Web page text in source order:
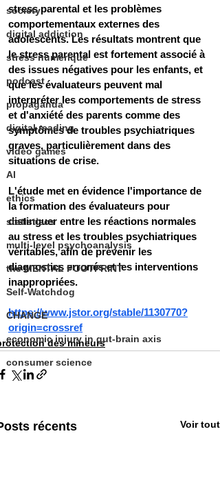
society
digital addiction
stress numérique
podcast
propaganda
digital reading
video games
AI
ethics
statistiscs
multi-level psychoanalysis
the MENTAL FOOTPRINT
Self-Watchdog
CHANGE
economic injury in gut-brain axis
consumer science
stress parental et les problèmes
comportementaux externes des
adolescents. Les résultats montrent que
le stress parental est fortement associé à
des issues négatives pour les enfants, et
que les évaluateurs peuvent mal
interpréter les comportements de stress
et d'anxiété des parents comme des
symptômes de troubles psychiatriques
graves, particulièrement dans des
situations de crise.
L'étude met en évidence l'importance de
la formation des évaluateurs pour
distinguer entre les réactions normales
au stress et les troubles psychiatriques
véritables, afin de prévenir les
diagnostics erronés et les interventions
inappropriées.
https://www.jstor.org/stable/1130770?
origin=crossref
des mineurs
récents Voir tout